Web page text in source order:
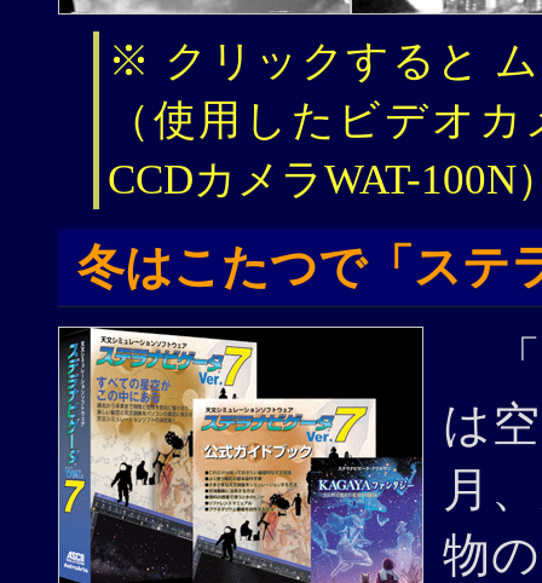
※ クリックすると
（使用したビデオ
CCDカメラWAT-100N
冬はこたつで「ステ
は
月
物